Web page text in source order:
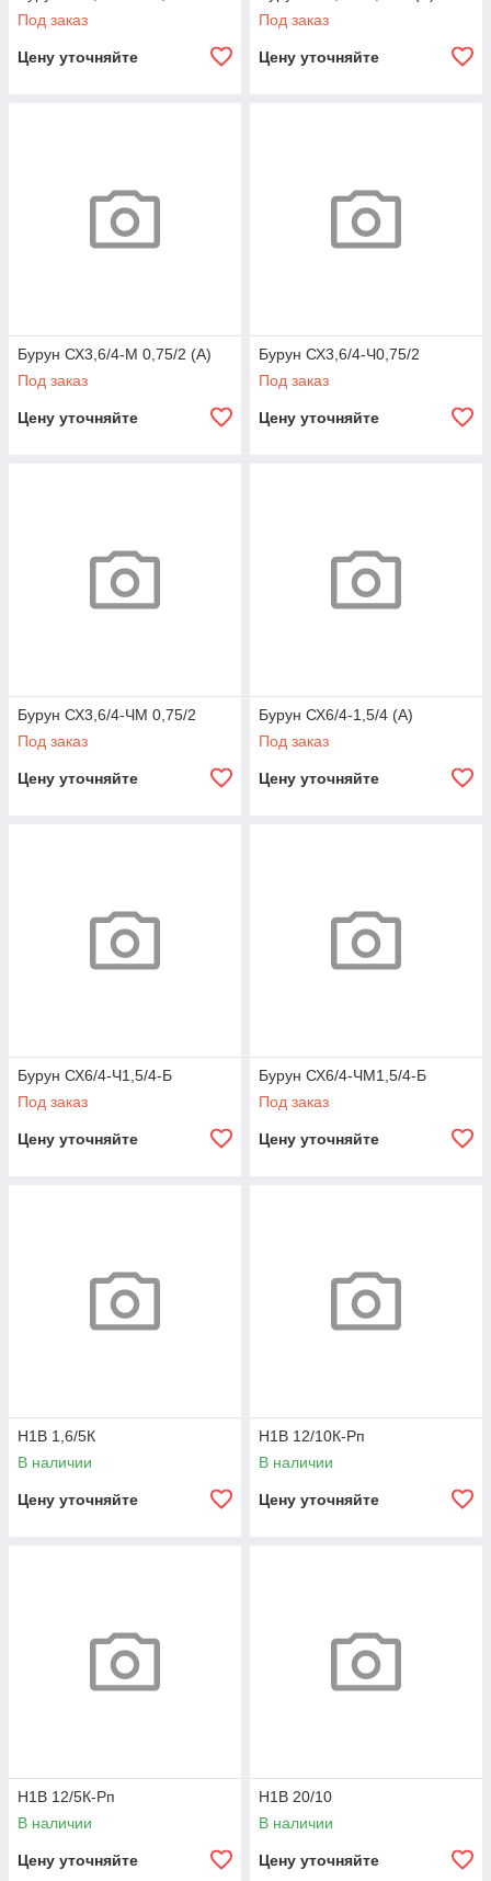
Под заказ
Цену уточняйте
Под заказ
Цену уточняйте
Бурун СХ3,6/4-М 0,75/2 (А)
Под заказ
Цену уточняйте
Бурун СХ3,6/4-Ч0,75/2
Под заказ
Цену уточняйте
Бурун СХ3,6/4-ЧМ 0,75/2
Под заказ
Цену уточняйте
Бурун СХ6/4-1,5/4 (А)
Под заказ
Цену уточняйте
Бурун СХ6/4-Ч1,5/4-Б
Под заказ
Цену уточняйте
Бурун СХ6/4-ЧМ1,5/4-Б
Под заказ
Цену уточняйте
Н1В 1,6/5К
В наличии
Цену уточняйте
Н1В 12/10К-Рп
В наличии
Цену уточняйте
Н1В 12/5К-Рп
В наличии
Цену уточняйте
Н1В 20/10
В наличии
Цену уточняйте